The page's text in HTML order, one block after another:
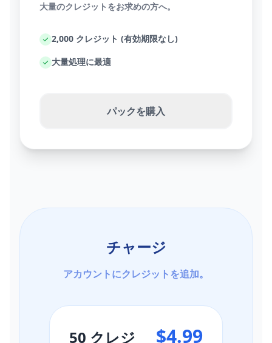
大量のクレジットをお求めの方へ。
2,000 クレジット (有効期限なし)
大量処理に最適
パックを購入
チャージ
アカウントにクレジットを追加。
50 クレジ
$4.99